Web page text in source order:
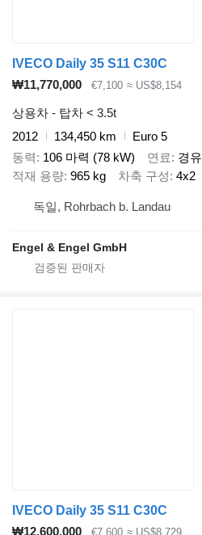
IVECO Daily 35 S11 C30C
₩11,770,000
€7,100 ≈ US$8,154
상용차 - 탑차 < 3.5t
2012
134,450 km
Euro 5
동력
106 마력 (78 kW) 연료
경유
적재 용량 965 kg 차축 구성 4x2
독일, Rohrbach b. Landau
Engel & Engel GmbH
IVECO Daily 35 S11 C30C
₩12,600,000
€7,600 ≈ US$8,729